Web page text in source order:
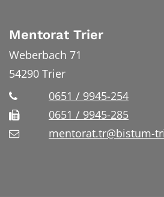
Mentorat Trier
Weberbach 71
54290 Trier
0651 / 9945-254
0651 / 9945-285
mentorat.tr@bistum-